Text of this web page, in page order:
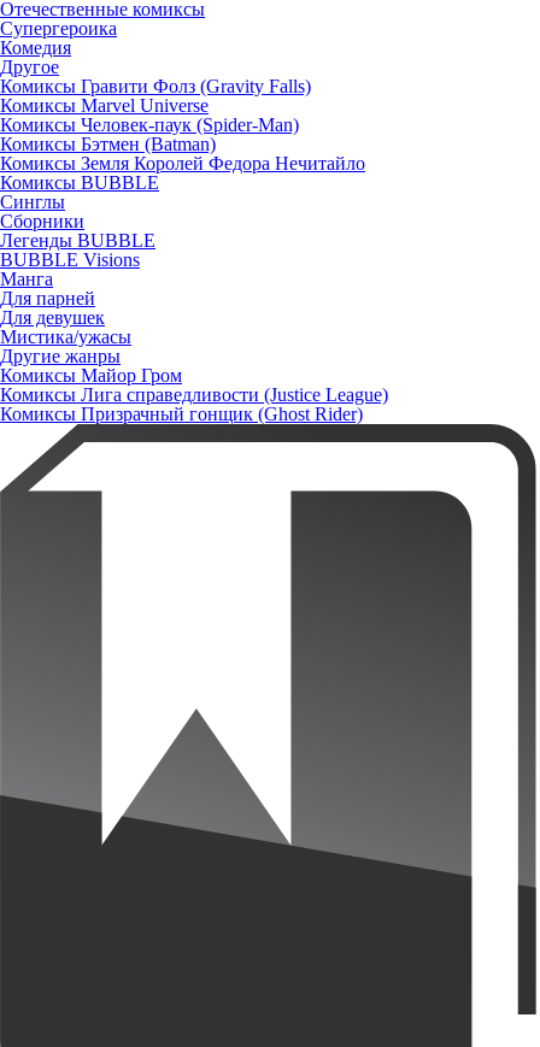
Отечественные комиксы
Супергероика
Комедия
Другое
Комиксы Гравити Фолз (Gravity Falls)
Комиксы Marvel Universe
Комиксы Человек-паук (Spider-Man)
Комиксы Бэтмен (Batman)
Комиксы Земля Королей Федора Нечитайло
Комиксы BUBBLE
Синглы
Сборники
Легенды BUBBLE
BUBBLE Visions
Манга
Для парней
Для девушек
Мистика/ужасы
Другие жанры
Комиксы Майор Гром
Комиксы Лига справедливости (Justice League)
Комиксы Призрачный гонщик (Ghost Rider)